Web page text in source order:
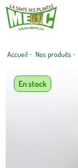
Accueil · Nos produits ·
En stock